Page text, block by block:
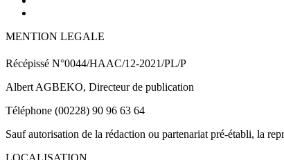
MENTION LEGALE
Récépissé N°0044/HAAC/12-2021/PL/P
Albert AGBEKO, Directeur de publication
Téléphone (00228) 90 96 63 64
Sauf autorisation de la rédaction ou partenariat pré-établi, la